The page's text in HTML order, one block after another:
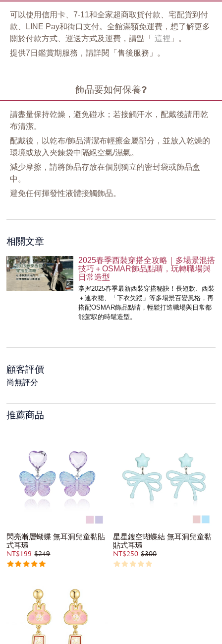
可以使用信用卡、7-11和全家超商取貨付款、宅配貨到付
款、LINE Pay和街口支付。全館滿額免運費，想了解更多
關於付款方式、運送方式及運費，請點「 這裡 」。
提供7日鑑賞期服務，請詳閱「售後服務」。
飾品要如何保養?
請盡量保持乾燥，避免碰水；若接觸汗水，配戴後請用乾
布清潔。
配戴後，以乾布/飾品清潔布輕擦金屬部分，並放入乾燥的
環境或放入夾鍊袋中隔絕空氣/濕氣。
減少摩擦，請將飾品存放在個別獨立的密封袋或飾品盒
中。
避免任何揮發性液體接觸飾品。
相關文章
2025春季西裝穿搭全攻略｜多場景混搭
技巧＋OSMAR飾品點睛，玩轉職場與
日常造型
掌握2025春季最新西裝穿搭秘訣！長短款、西裝
＋連衣裙、「下衣失蹤」等多場景百變風格，再
搭配OSMAR飾品點睛，輕鬆打造職場與日常都
能駕馭的時髦造型。
顧客評價
尚無評分
推薦商品
閃亮漸層蝴蝶 無耳洞兒童黏貼
式耳環
NT$199 $249
星星鏤空蝴蝶結 無耳洞兒童黏
貼式耳環
NT$250 $300